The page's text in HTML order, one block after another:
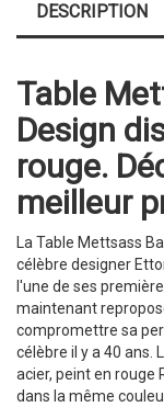
DESCRIPTION
Table
Design
rouge.
meilleur
La Table Mettsass
célèbre designer
l'une de ses
maintenant
compromettre sa
célèbre il y a 40 ans.
acier, peint en rouge
dans la même